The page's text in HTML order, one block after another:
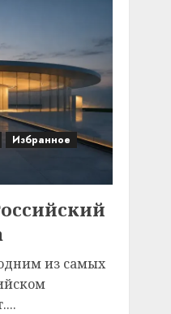
Избранное
из самых